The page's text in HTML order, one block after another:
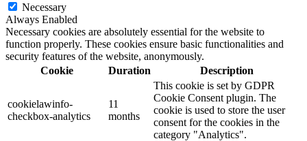
Necessary
Always Enabled
Necessary cookies are absolutely essential for the website to
function properly. These cookies ensure basic functionalities and
security features of the website, anonymously.
Cookie
Duration Description
cookielawinfo-
checkbox-analytics
11
months
This cookie is set by GDPR
Cookie Consent plugin. The
cookie is used to store the user
consent for the cookies in the
category "Analytics".